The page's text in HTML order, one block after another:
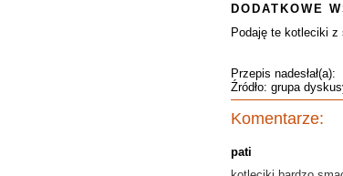
DODATKOWE
Podaję te kotleciki
Przepis nadesłał(a):
Źródło: grupa
Komentarze:
pati